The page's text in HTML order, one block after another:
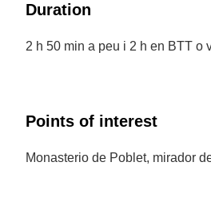
Duration
2 h 50 min a peu i 2 h en BTT o
Points of interest
Monasterio de Poblet, mirador